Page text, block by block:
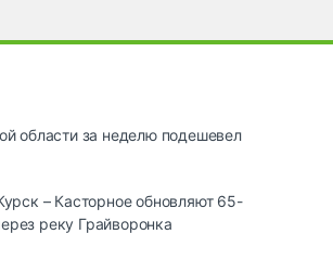
области за неделю подешевел
– Касторное обновляют 65-
реку Грайворонка